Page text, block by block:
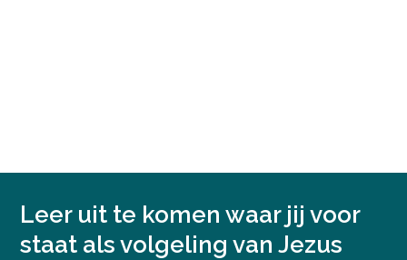
Leer uit te komen waar jij voor
staat als volgeling van Jezus